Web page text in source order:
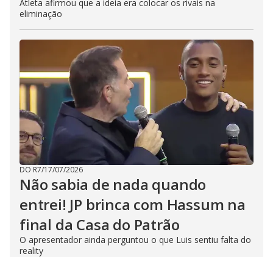
Atleta afirmou que a ideia era colocar os rivais na
eliminação
DO R7/17/07/2026
Não sabia de nada quando
entrei! JP brinca com Hassum na
final da Casa do Patrão
O apresentador ainda perguntou o que Luis sentiu falta do
reality